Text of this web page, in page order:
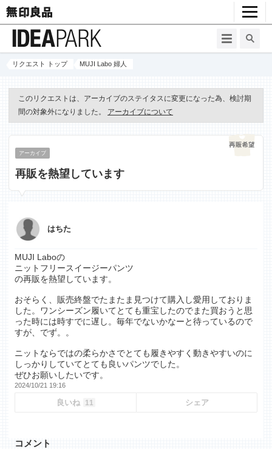
リクエスト トップ MUJI Labo 婦人
このリクエストは、アーカイブのステイタスに変更になった為、検討期
間の対象外になりました。
アーカイブについて
アーカイブ
再販を熱望しています
はちた
MUJI Laboの
ニットフリースイージーパンツ
の再販を熱望しています。
おそらく、販売終盤でたまたま見つけて購入し愛用しておりま
した。ワンシーズン履いてとても重宝したのでまた買おうと思
った時には時すでに遅し。毎年でないかなーと待っているので
すが、でず。。
ニットならではの柔らかさでとても履きやすく動きやすいのに
しっかりしていてとても良いパンツでした。
ぜひお願いしたいです。
2024/10/21 19:16
良いね 11 シェア
コメント